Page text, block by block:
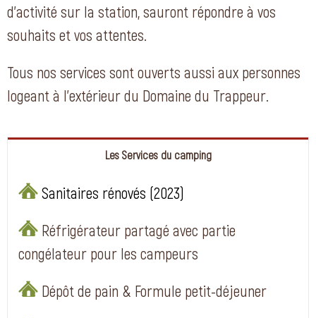
d’activité sur la station, sauront répondre à vos
souhaits et vos attentes.
Tous nos services sont ouverts aussi aux personnes
logeant à l’extérieur du Domaine du Trappeur.
Les Services du camping
Sanitaires rénovés (2023)
Réfrigérateur partagé avec partie
congélateur pour les campeurs
Dépôt de pain & Formule petit-déjeuner